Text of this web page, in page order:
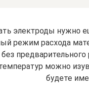
электроды нужно
режим расхода
можно
будете